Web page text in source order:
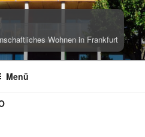
Wohnen in Frankfurt
Menü